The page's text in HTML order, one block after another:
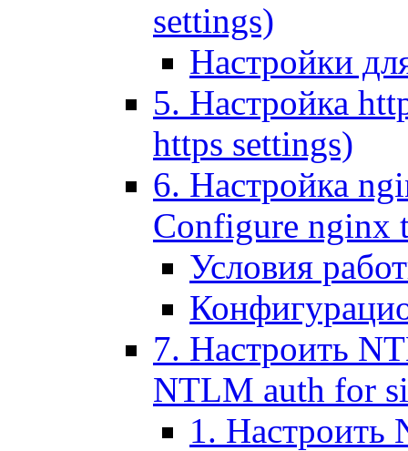
settings)
Настройки
5. Настройка
https settings)
6. Настройка
Configure nginx
Условия
7. Настроить
NTLM auth for
1. Настроить